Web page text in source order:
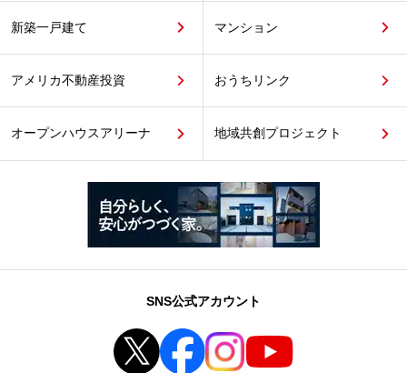
新築一戸建て マンション
アメリカ不動産投資 おうちリンク
オープンハウスアリーナ 地域共創プロジェクト
SNS公式アカウント